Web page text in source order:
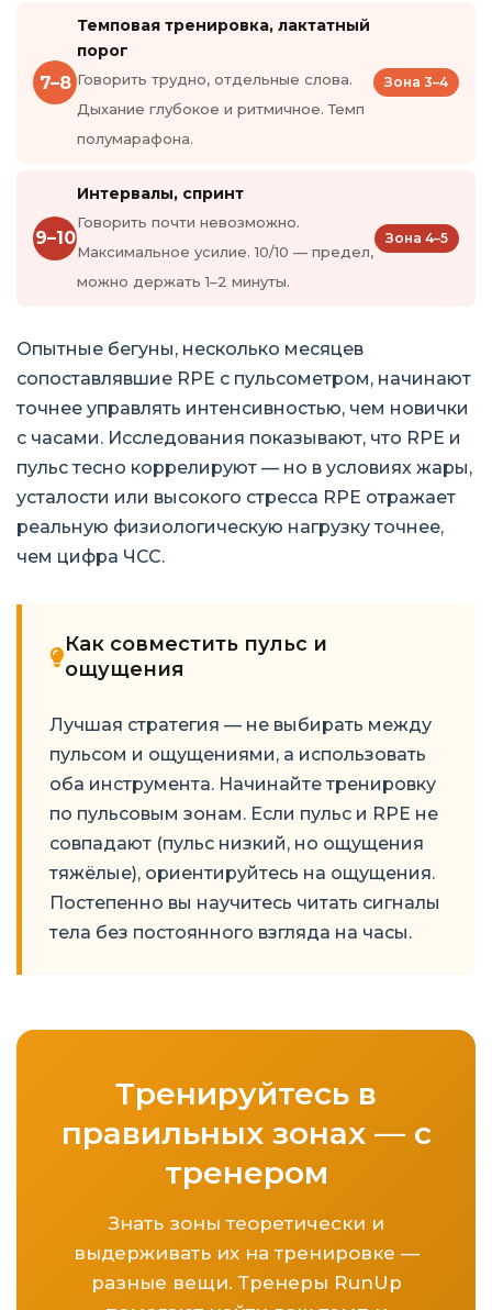
7–8
Темповая тренировка, лактатный
порог
Говорить трудно, отдельные слова.
Дыхание глубокое и ритмичное. Темп
полумарафона.
Зона 3–4
9–10
Интервалы, спринт
Говорить почти невозможно.
Максимальное усилие. 10/10 — предел,
можно держать 1–2 минуты.
Зона 4–5
Опытные бегуны, несколько месяцев
сопоставлявшие RPE с пульсометром, начинают
точнее управлять интенсивностью, чем новички
с часами. Исследования показывают, что RPE и
пульс тесно коррелируют — но в условиях жары,
усталости или высокого стресса RPE отражает
реальную физиологическую нагрузку точнее,
чем цифра ЧСС.
Как совместить пульс и
ощущения
Лучшая стратегия — не выбирать между
пульсом и ощущениями, а использовать
оба инструмента. Начинайте тренировку
по пульсовым зонам. Если пульс и RPE не
совпадают (пульс низкий, но ощущения
тяжёлые), ориентируйтесь на ощущения.
Постепенно вы научитесь читать сигналы
тела без постоянного взгляда на часы.
Тренируйтесь в
правильных зонах — с
тренером
Знать зоны теоретически и
выдерживать их на тренировке —
разные вещи. Тренеры RunUp